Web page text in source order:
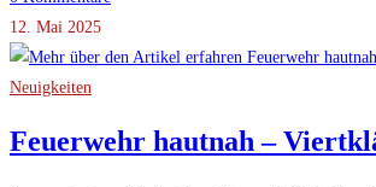
12. Mai 2025
Neuigkeiten
Feuerwehr hautnah –